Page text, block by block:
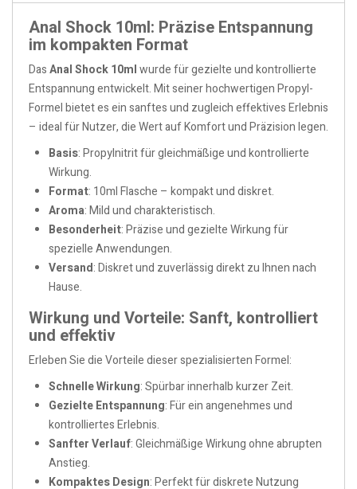
Anal Shock 10ml: Präzise Entspannung
im kompakten Format
DasAnal Shock 10mlwurde für gezielte und kontrollierte
Entspannung entwickelt. Mit seiner hochwertigen Propyl-
Formel bietet es ein sanftes und zugleich effektives Erlebnis
– ideal für Nutzer, die Wert auf Komfort und Präzision legen.
Basis: Propylnitrit für gleichmäßige und kontrollierte
Wirkung.
Format: 10ml Flasche – kompakt und diskret.
Aroma: Mild und charakteristisch.
Besonderheit: Präzise und gezielte Wirkung für
spezielle Anwendungen.
Versand: Diskret und zuverlässig direkt zu Ihnen nach
Hause.
Wirkung und Vorteile: Sanft, kontrolliert
und effektiv
Erleben Sie die Vorteile dieser spezialisierten Formel:
Schnelle Wirkung: Spürbar innerhalb kurzer Zeit.
Gezielte Entspannung: Für ein angenehmes und
kontrolliertes Erlebnis.
Sanfter Verlauf: Gleichmäßige Wirkung ohne abrupten
Anstieg.
Kompaktes Design: Perfekt für diskrete Nutzung